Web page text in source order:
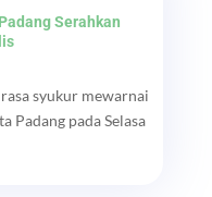
Serahkan
syukur mewarnai
Padang pada Selasa